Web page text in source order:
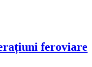
feroviare